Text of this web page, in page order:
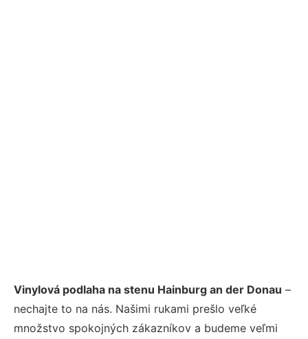
Vinylová podlaha na stenu Hainburg an der Donau –
nechajte to na nás. Našimi rukami prešlo veľké
množstvo spokojných zákazníkov a budeme veľmi